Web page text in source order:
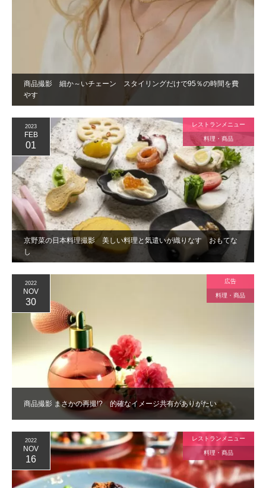
商品撮影 細か～いチェーン スタイリングだけで95％の時間を費
やす
京野菜の日本料理撮影 美しい料理と気遣いが織りなす おもてな
し
2023
FEB
01
レストランメニュー
料理・商品
商品撮影 まさかの再撮!? 的確なイメージ共有がありがたい
2022
NOV
30
広告
料理・商品
2022
NOV
16
レストランメニュー
料理・商品